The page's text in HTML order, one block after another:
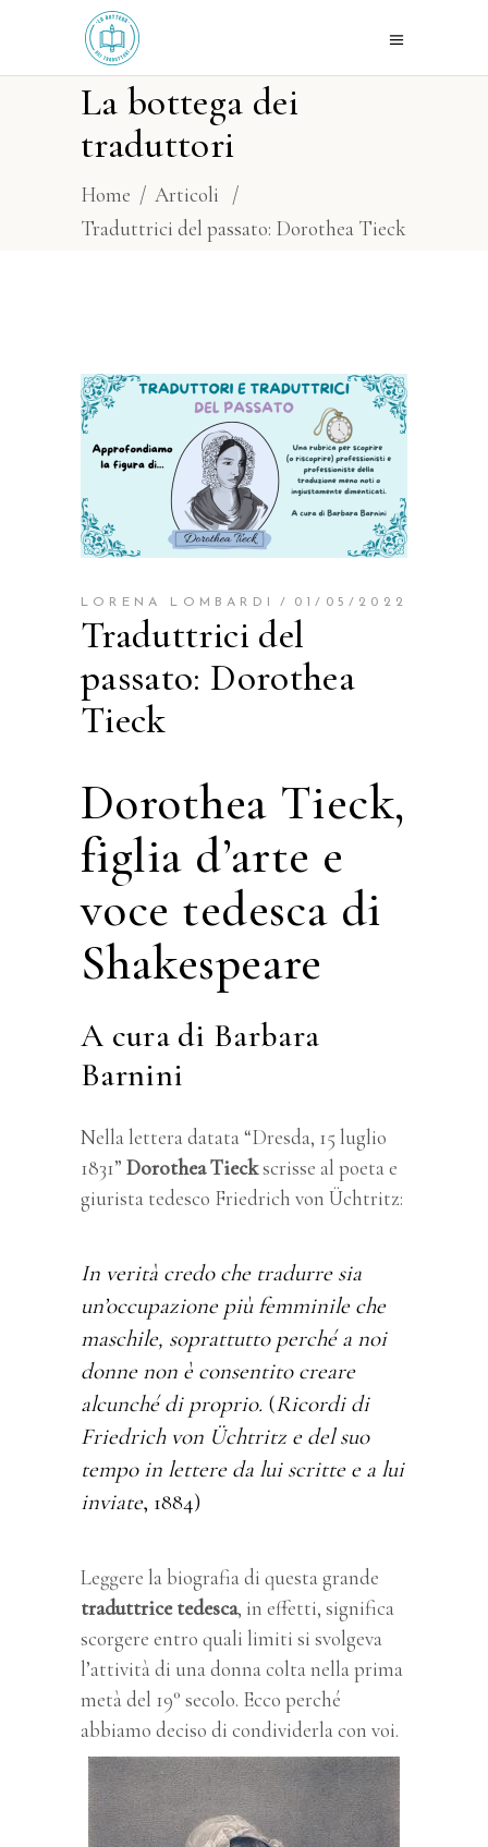
La bottega dei
traduttori
Home / Articoli
/
Traduttrici del passato: Dorothea Tieck
LORENA LOMBARDI 01/05/2022
Traduttrici del
passato: Dorothea
Tieck
Dorothea Tieck,
figlia d’arte e
voce tedesca di
Shakespeare
A cura di Barbara
Barnini
Nella lettera datata “Dresda, 15 luglio
1831” Dorothea Tieckscrisse al poeta e
giurista tedesco Friedrich von Üchtritz:
In verità credo che tradurre sia
un’occupazione più femminile che
maschile, soprattutto perché a noi
donne non è consentito creare
alcunché di proprio. (Ricordi di
Friedrich von Üchtritz e del suo
tempo in lettere da lui scritte e a lui
inviate, 1884)
Leggere la biografia di questa grande
traduttrice tedesca, in effetti, significa
scorgere entro quali limiti si svolgeva
l’attività di una donna colta nella prima
metà del 19° secolo. Ecco perché
abbiamo deciso di condividerla con voi.